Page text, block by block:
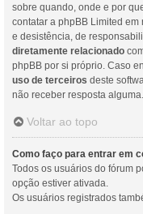
sobre quando, onde e por
contatar a phpBB Limited
e desistência, de
diretamente relacionado
phpBB por si próprio. Caso
uso de terceiros deste
não receber resposta alguma.
Voltar ao topo
Como faço para entrar em
Todos os usuários do fórum
opção estiver ativada.
Os usuários registrados